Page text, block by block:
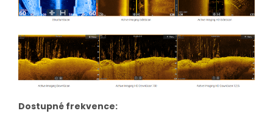
Dostupné frekvence: